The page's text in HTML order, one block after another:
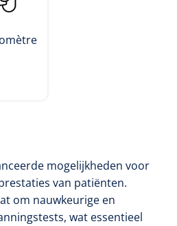
mogelijkheden voor
van patiënten.
om nauwkeurige en
wat essentieel